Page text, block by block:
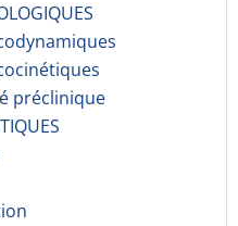
préclinique